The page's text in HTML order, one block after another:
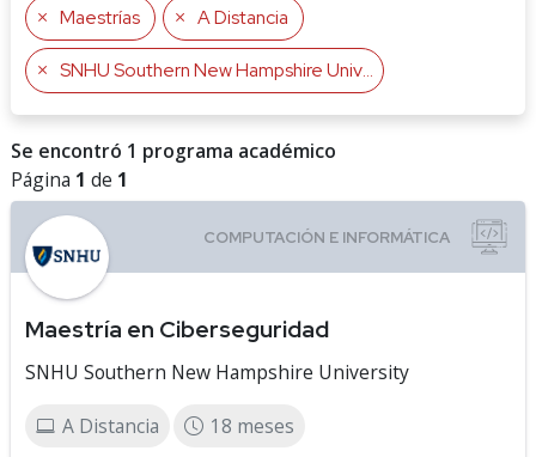
Maestrías A Distancia
SNHU Southern New Hampshire University
Se encontró 1 programa académico
Página 1 de 1
Maestría en Ciberseguridad
SNHU Southern New Hampshire University
A Distancia 18 meses